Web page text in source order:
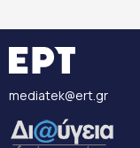
mediatek@ert.gr